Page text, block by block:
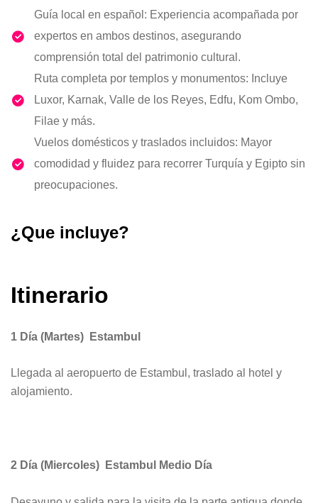
Guía local en español: Experiencia acompañada por
expertos en ambos destinos, asegurando
comprensión total del patrimonio cultural.
Ruta completa por templos y monumentos: Incluye
Luxor, Karnak, Valle de los Reyes, Edfu, Kom Ombo,
Filae y más.
Vuelos domésticos y traslados incluidos: Mayor
comodidad y fluidez para recorrer Turquía y Egipto sin
preocupaciones.
¿Que incluye?
Itinerario
1 Día (Martes) Estambul
Llegada al aeropuerto de Estambul, traslado al hotel y
alojamiento.
2 Día (Miercoles) Estambul Medio Día